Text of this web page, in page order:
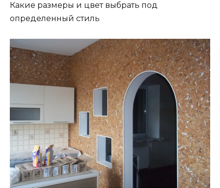
Какие размеры и цвет выбрать под
определенный стиль